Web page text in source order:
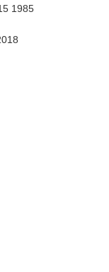
1985